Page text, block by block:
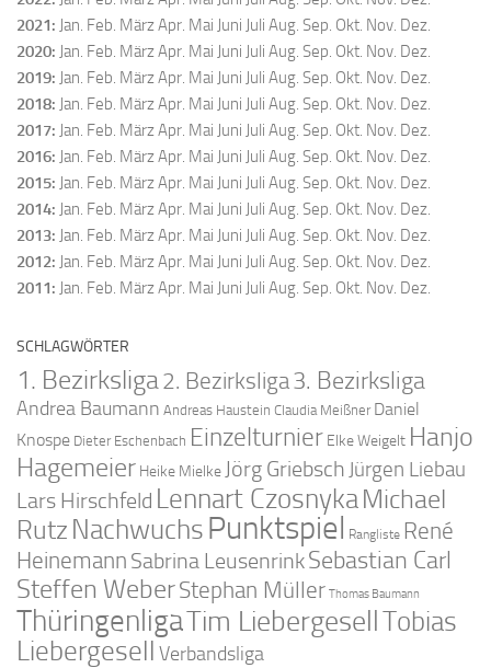
2021: Jan. Feb. MärzApr. Mai Juni Juli Aug. Sep. Okt. Nov. Dez.
2020: Jan. Feb. MärzApr. Mai Juni Juli Aug. Sep. Okt. Nov. Dez.
2019: Jan. Feb. MärzApr. Mai Juni Juli Aug. Sep. Okt. Nov. Dez.
2018: Jan. Feb. MärzApr. Mai Juni Juli Aug. Sep. Okt. Nov. Dez.
2017: Jan. Feb. MärzApr. Mai Juni Juli Aug. Sep. Okt. Nov. Dez.
2016: Jan. Feb. MärzApr. Mai Juni Juli Aug. Sep. Okt. Nov. Dez.
2015: Jan. Feb. MärzApr. Mai Juni Juli Aug. Sep. Okt. Nov. Dez.
2014: Jan. Feb. MärzApr. Mai Juni Juli Aug. Sep. Okt. Nov. Dez.
2013: Jan. Feb. MärzApr. Mai Juni Juli Aug. Sep. Okt. Nov. Dez.
2012: Jan. Feb. MärzApr. Mai Juni Juli Aug. Sep. Okt. Nov. Dez.
2011: Jan. Feb. MärzApr. Mai Juni Juli Aug. Sep. Okt. Nov. Dez.
SCHLAGWÖRTER
1. Bezirksliga2. Bezirksliga 3. Bezirksliga
Andrea Baumann Andreas Haustein Claudia Meißner Daniel
Knospe Dieter Eschenbach Einzelturnier Elke Weigelt Hanjo
Hagemeier Heike Mielke Jörg Griebsch Jürgen Liebau
Lars Hirschfeld Lennart Czosnyka Michael
Rutz Nachwuchs Punktspiel Rangliste René
Heinemann Sabrina LeusenrinkSebastian Carl
Steffen WeberStephan Müller Thomas Baumann
ThüringenligaTim LiebergesellTobias
Liebergesell Verbandsliga